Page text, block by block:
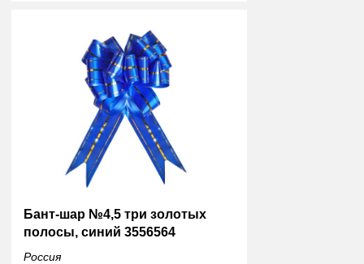
Бант-шар №4,5 три золотых
полосы, синий 3556564
Россия